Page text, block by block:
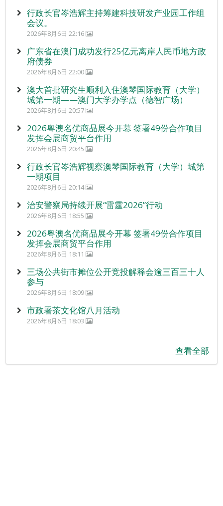
行政长官岑浩辉主持筹建科技研发产业园工作组
会议。
2026年8月6日 22:16
广东省在澳门成功发行25亿元离岸人民币地方政
府债券
2026年8月6日 22:00
澳大首批研究生顺利入住澳琴国际教育（大学）
城第一期——澳门大学办学点（德智广场）
2026年8月6日 20:57
2026粤澳名优商品展今开幕 签署49份合作项目
发挥会展商贸平台作用
2026年8月6日 20:45
行政长官岑浩辉视察澳琴国际教育（大学）城第
一期项目
2026年8月6日 20:14
治安警察局持续开展“雷霆2026”行动
2026年8月6日 18:55
2026粤澳名优商品展今开幕 签署49份合作项目
发挥会展商贸平台作用
2026年8月6日 18:11
三场公共街市摊位公开竞投解释会逾三百三十人
参与
2026年8月6日 18:09
市政署茶文化馆八月活动
2026年8月6日 18:03
查看全部